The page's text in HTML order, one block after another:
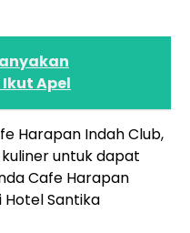
Apel
Harapan Indah Club,
untuk dapat
Cafe Harapan
Santika